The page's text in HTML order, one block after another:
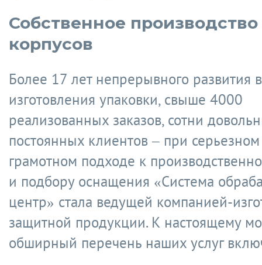
Собственное производство
корпусов
Более 17 лет непрерывного развития
изготовления упаковки, свыше 4000
реализованных заказов, сотни
постоянных клиентов – при
грамотном подходе к
и подбору оснащения «Система
центр» стала ведущей компанией-
защитной продукции. К настоящему
обширный перечень наших услуг